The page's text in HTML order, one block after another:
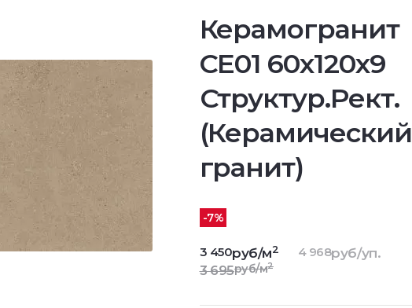
Керамогранит
CE01 60x120x9
Структур.Рект.
(Керамический
гранит)
-7%
3 450руб/м2
3 695руб/м2
4 968руб/уп.